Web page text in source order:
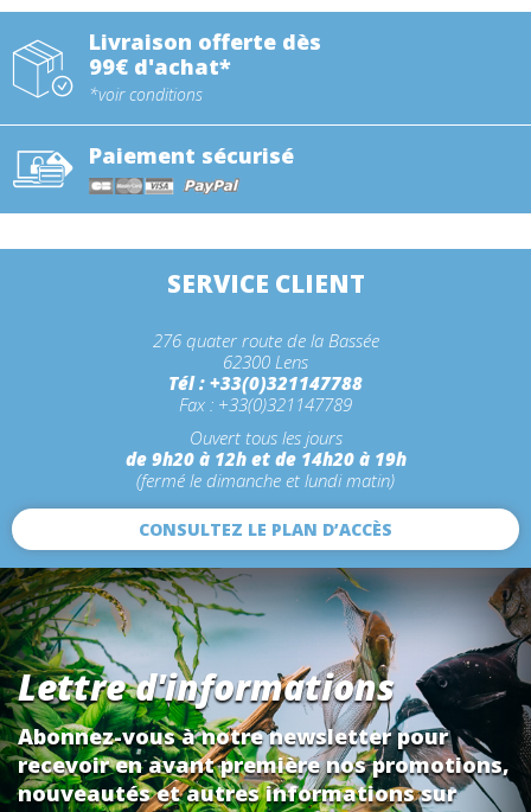
Livraison offerte dès
99€ d'achat*
*voir conditions
Paiement sécurisé
SERVICE CLIENT
276 quater route de la Bassée
62300 Lens
Tél : +33(0)321147788
Fax : +33(0)321147789
Ouvert tous les jours
de 9h20 à 12h et de 14h20 à 19h
(fermé le dimanche et lundi matin)
CONSULTEZ LE PLAN D’ACCÈS
Lettre d'informations
Abonnez-vous à notre newsletter pour
recevoir en avant première nos promotions,
nouveautés et autres informations sur